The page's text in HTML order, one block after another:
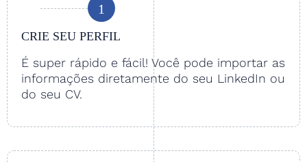
1
CRIE SEU PERFIL
É super rápido e fácil! Você pode importar as
informações diretamente do seu LinkedIn ou
do seu CV.